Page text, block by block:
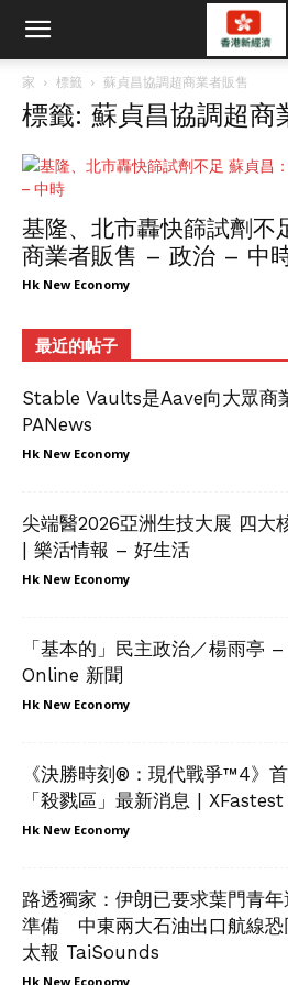
家 標籤 蘇貞昌協調超商業者販售
標籤: 蘇貞昌協調超商
基隆、北市轟快篩試劑不
商業者販售 – 政治 – 中
Hk New Economy
最近的帖子
Stable Vaults是Aave向大眾商
PANews
Hk New Economy
尖端醫2026亞洲生技大展 四大
| 樂活情報 – 好生活
Hk New Economy
「基本的」民主政治／楊雨亭
Online 新聞
Hk New Economy
《決勝時刻®：現代戰爭™4》
「殺戮區」最新消息 |
Hk New Economy
路透獨家：伊朗已要求葉門青年
準備 中東兩大石油出口航線
太報 TaiSounds
Hk New Economy